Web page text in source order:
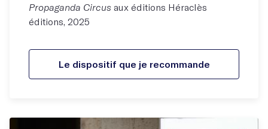
Propaganda Circus aux éditions Héraclès
éditions, 2025
Le dispositif que je recommande